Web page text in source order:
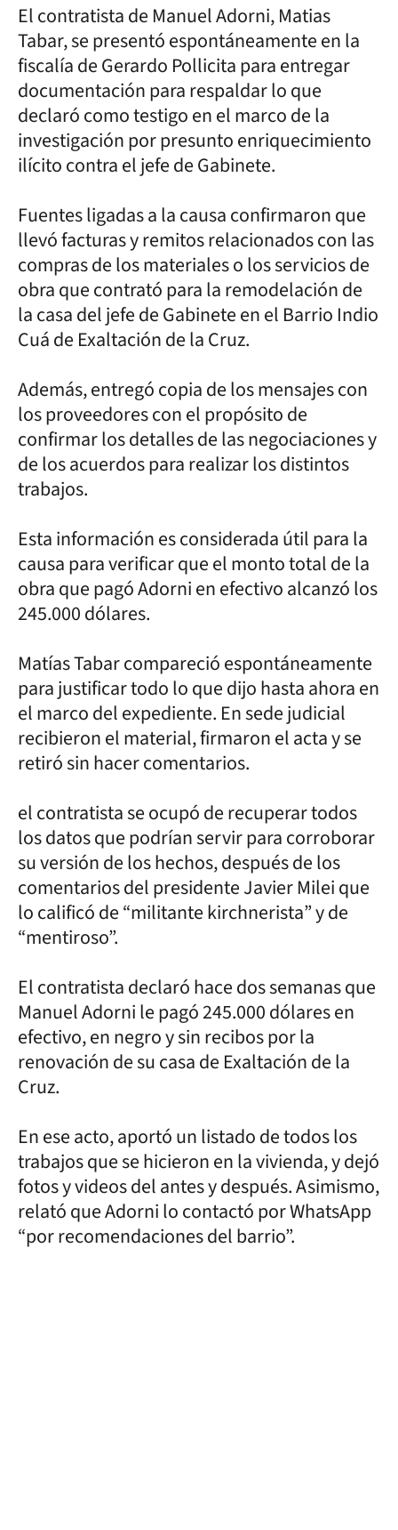
El contratista de Manuel Adorni, Matias
Tabar, se presentó espontáneamente en la
fiscalía de Gerardo Pollicita para entregar
documentación para respaldar lo que
declaró como testigo en el marco de la
investigación por presunto enriquecimiento
ilícito contra el jefe de Gabinete.
Fuentes ligadas a la causa confirmaron que
llevó facturas y remitos relacionados con las
compras de los materiales o los servicios de
obra que contrató para la remodelación de
la casa del jefe de Gabinete en el Barrio Indio
Cuá de Exaltación de la Cruz.
Además, entregó copia de los mensajes con
los proveedores con el propósito de
confirmar los detalles de las negociaciones y
de los acuerdos para realizar los distintos
trabajos.
Esta información es considerada útil para la
causa para verificar que el monto total de la
obra que pagó Adorni en efectivo alcanzó los
245.000 dólares.
Matías Tabar compareció espontáneamente
para justificar todo lo que dijo hasta ahora en
el marco del expediente. En sede judicial
recibieron el material, firmaron el acta y se
retiró sin hacer comentarios.
el contratista se ocupó de recuperar todos
los datos que podrían servir para corroborar
su versión de los hechos, después de los
comentarios del presidente Javier Milei que
lo calificó de “militante kirchnerista” y de
“mentiroso”.
El contratista declaró hace dos semanas que
Manuel Adorni le pagó 245.000 dólares en
efectivo, en negro y sin recibos por la
renovación de su casa de Exaltación de la
Cruz.
En ese acto, aportó un listado de todos los
trabajos que se hicieron en la vivienda, y dejó
fotos y videos del antes y después. Asimismo,
relató que Adorni lo contactó por WhatsApp
“por recomendaciones del barrio”.